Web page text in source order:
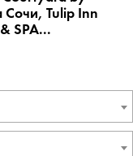
Tulip Inn
SPA...